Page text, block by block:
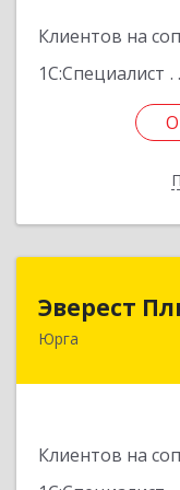
Клиентов на
1С:Специалист
Эверест
Юрга
Клиентов на
652055,